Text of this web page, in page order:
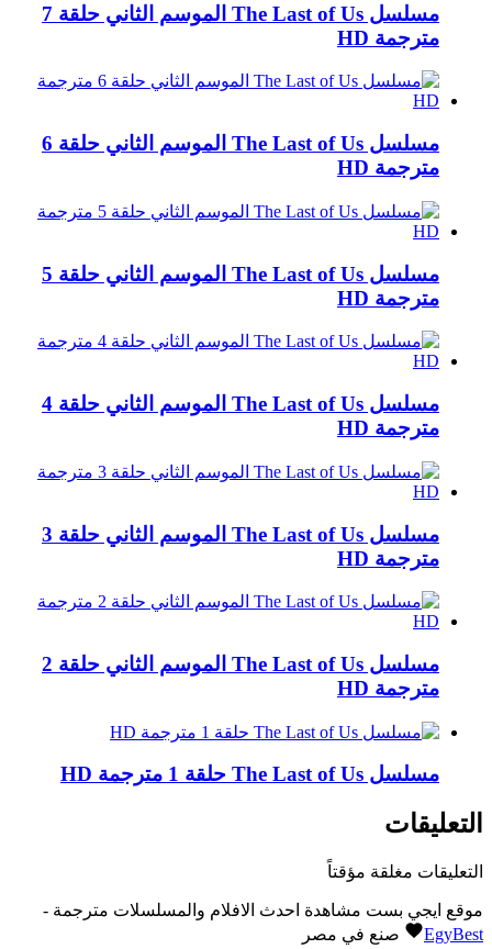
مسلسل The Last of Us الموسم الثاني حلقة 7
مترجمة HD
مسلسل The Last of Us الموسم الثاني حلقة 6
مترجمة HD
مسلسل The Last of Us الموسم الثاني حلقة 5
مترجمة HD
مسلسل The Last of Us الموسم الثاني حلقة 4
مترجمة HD
مسلسل The Last of Us الموسم الثاني حلقة 3
مترجمة HD
مسلسل The Last of Us الموسم الثاني حلقة 2
مترجمة HD
مسلسل The Last of Us حلقة 1 مترجمة HD
التعليقات
التعليقات مغلقة مؤقتاً
موقع ايجي بست مشاهدة احدث الافلام والمسلسلات مترجمة -
EgyBest
صنع في مصر